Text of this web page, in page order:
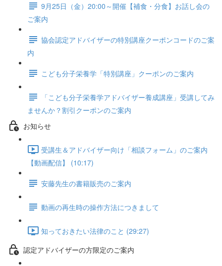
9月25日（金）20:00～開催【補食・分食】お話し会の
ご案内
協会認定アドバイザーの特別講座クーポンコードのご案
内
こども分子栄養学「特別講座」クーポンのご案内
「こども分子栄養学アドバイザー養成講座」受講してみ
ませんか？割引クーポンのご案内
お知らせ
受講生＆アドバイザー向け「相談フォーム」のご案内
【動画配信】 (10:17)
安藤先生の書籍販売のご案内
動画の再生時の操作方法につきまして
知っておきたい法律のこと (29:27)
認定アドバイザーの方限定のご案内